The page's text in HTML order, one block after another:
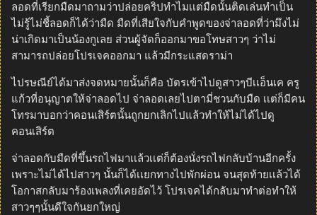
ลอดที่เรียกมืดมาถามว่าปล่อยคริปทำไมเเต่มืดนั้นติดเล่นทำเป็น
ไม่รู้ไม่ชี้ลอดก็ได้ว่ามืด มืดที่เสียใจกับคำพูดของจ่าลอดที่ว่ามึงไม่
น่าเกิดมาเป็นน้องกูเลย ส่วนผู้จัดก็ออกมาขอโทษสาวๆ ว่าไม่
สามารถปล่อยโปรเจคออกมา แล้วมีกระแสดราม่า
ไปรษณีย์ได้มาส่งจดหมายนั้นก็คือ บัตรเข้าไปดูสาวๆบีเเอ็นเค ครู
แก้วที่อนุญาตให้จ่าลอดไป จ่าลอดเลยไปตามี่ชวนกับมืด เเต่ก็มีคน
โทรมาบอกว่าคอนเสิร์ตนั้นถูกยกเลิกไปแล้วทำให้ไม่ได้ไปดู
คอนเสิร์ต
จ่าลอดกับมืดที่ขึ้นรถไฟมาเเล้วเเต่ก็ต้องนั่งรถไฟกลับบ้านอีกครั้ง
เพราะไม่ได้ไปสาวๆ นั้นก็ได้เเยกทางไปพักผ่อน จนสุดท้ายเเล้วได้
โอกาสกลับมาร้องเพลงที่เคยอัดไว้ โปรเจคได้กลับมาทำต่อทำให้
สาวๆๆนั้นดีใจกันยกใหญ่